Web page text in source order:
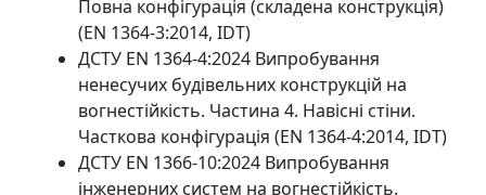
Повна конфігурація (складена конструкція)
(EN 1364-3:2014, IDT)
ДСТУ EN 1364-4:2024 Випробування
ненесучих будівельних конструкцій на
вогнестійкість. Частина 4. Навісні стіни.
Часткова конфігурація (EN 1364-4:2014, IDT)
ДСТУ EN 1366-10:2024 Випробування
інженерних систем на вогнестійкість.